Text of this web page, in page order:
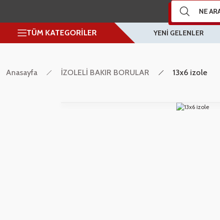
TÜM KATEGORİLER YENİ GELENLER
Anasayfa İZOLELİ BAKIR BORULAR 13x6 izole